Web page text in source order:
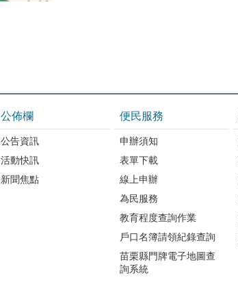
公佈欄
公告資訊
活動快訊
新聞焦點
便民服務
申辦須知
表單下載
線上申辦
為民服務
教育程度查詢作業
戶口名簿請領紀錄查詢
苗栗縣門牌電子地圖查
詢系統